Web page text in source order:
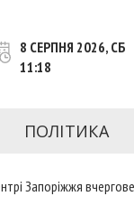
на день.
8 СЕРПНЯ 2026, СБ
11:18
ПОЛІТИКА
Запоріжжя